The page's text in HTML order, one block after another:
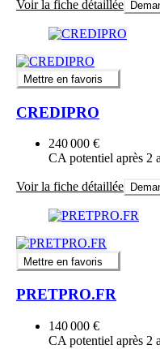
Voir la fiche détaillée
Mettre en favoris
CREDIPRO
240 000 €
CA potentiel après 2
Voir la fiche détaillée
Mettre en favoris
PRETPRO.FR
140 000 €
CA potentiel après 2